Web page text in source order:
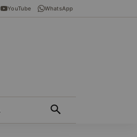
YouTube WhatsApp